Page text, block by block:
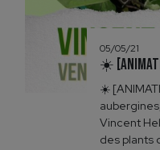
05/05/21
☀️
☀️
Vincent
des plants